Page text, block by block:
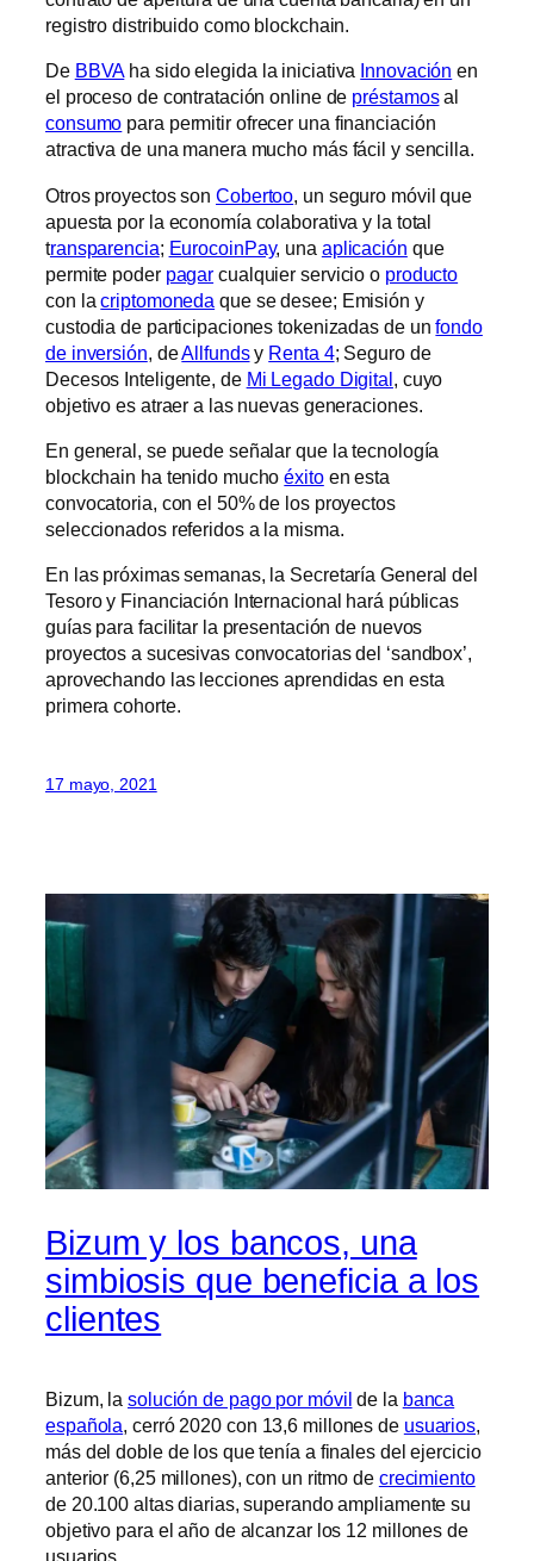
registro distribuido como blockchain.
De BBVAha sido elegida la iniciativa Innovación en
el proceso de contratación online de préstamosal
consumo para permitir ofrecer una financiación
atractiva de una manera mucho más fácil y sencilla.
Otros proyectos son Cobertoo, un seguro móvil que
apuesta por la economía colaborativa y la total
transparencia; EurocoinPay, una aplicación que
permite poder pagar cualquier servicio o producto
con lacriptomoneda que se desee; Emisión y
custodia de participaciones tokenizadas de unfondo
de inversión, deAllfundsy Renta 4; Seguro de
Decesos Inteligente, de Mi Legado Digital, cuyo
objetivo es atraer a las nuevas generaciones.
En general, se puede señalar que la tecnología
blockchain ha tenido muchoéxitoen esta
convocatoria, con el 50% de los proyectos
seleccionados referidos a la misma.
En las próximas semanas, la Secretaría General del
Tesoro y Financiación Internacional hará públicas
guías para facilitar la presentación de nuevos
proyectos a sucesivas convocatorias del ‘sandbox’,
aprovechando las lecciones aprendidas en esta
primera cohorte.
17 mayo, 2021
Bizum y los bancos, una
simbiosis que beneficia a los
clientes
Bizum, lasolución de pago por móvil de la banca
española, cerró 2020 con 13,6 millones de usuarios,
más del doble de los que tenía a finales del ejercicio
anterior (6,25 millones), con un ritmo de crecimiento
de 20.100 altas diarias, superando ampliamente su
objetivo para el año de alcanzar los 12 millones de
usuarios.